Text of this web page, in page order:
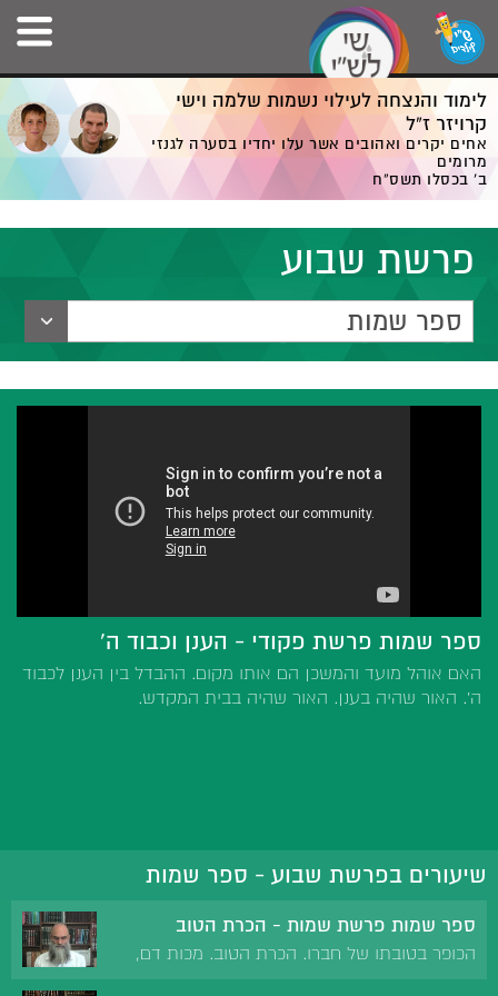
לימוד והנצחה לעילוי נשמות שלמה וישי
קרויזר ז”ל
אחים יקרים ואהובים אשר עלו יחדיו בסערה לגנזי
מרומים
ב' בכסלו תשס”ח
פרשת שבוע
ספר שמות
ספר שמות פרשת פקודי - הענן וכבוד ה'
האם אוהל מועד והמשכן הם אותו מקום. ההבדל בין הענן לכבוד
ה'. האור שהיה בענן. האור שהיה בבית המקדש.
שיעורים בפרשת שבוע - ספר שמות
ספר שמות פרשת שמות - הכרת הטוב
הכופר בטובתו של חברו. הכרת הטוב. מכות דם,